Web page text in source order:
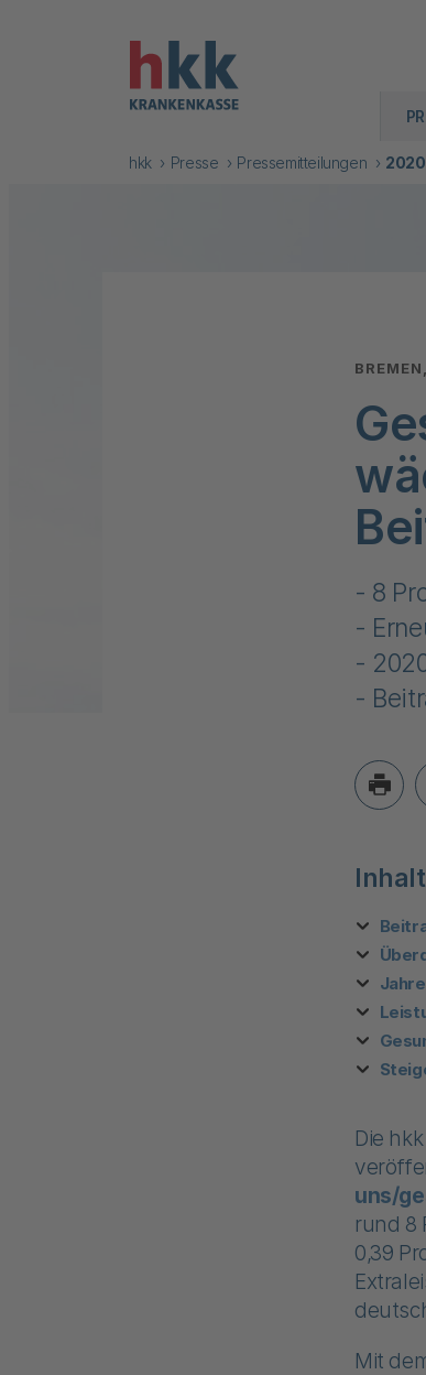
hkk Presse Pressemitteilungen
- 8
-
-
-
Inhalt
Die
uns/
rund 8
0,39
Mit